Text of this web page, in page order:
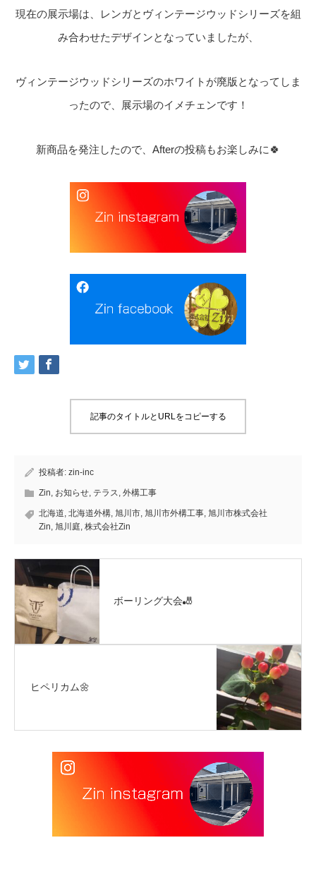
現在の展示場は、レンガとヴィンテージウッドシリーズを組
み合わせたデザインとなっていましたが、
ヴィンテージウッドシリーズのホワイトが廃版となってしま
ったので、展示場のイメチェンです！
新商品を発注したので、Afterの投稿もお楽しみに🍀
記事のタイトルとURLをコピーする
投稿者: zin-inc
Zin, お知らせ, テラス, 外構工事
北海道, 北海道外構, 旭川市, 旭川市外構工事, 旭川市株式会社
Zin, 旭川庭, 株式会社Zin
ボーリング大会🎳
ヒペリカム🌼